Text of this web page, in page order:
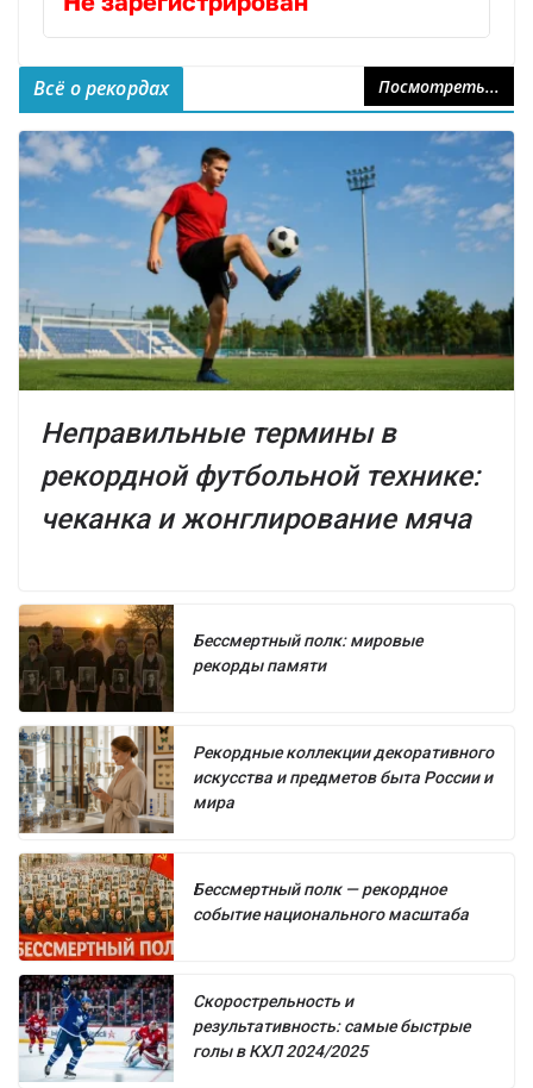
Всё о рекордах Посмотреть...
Неправильные термины в
рекордной футбольной технике:
чеканка и жонглирование мяча
Бессмертный полк: мировые
рекорды памяти
Рекордные коллекции декоративного
искусства и предметов быта России и
мира
Бессмертный полк — рекордное
событие национального масштаба
Скорострельность и
результативность: самые быстрые
голы в КХЛ 2024/2025